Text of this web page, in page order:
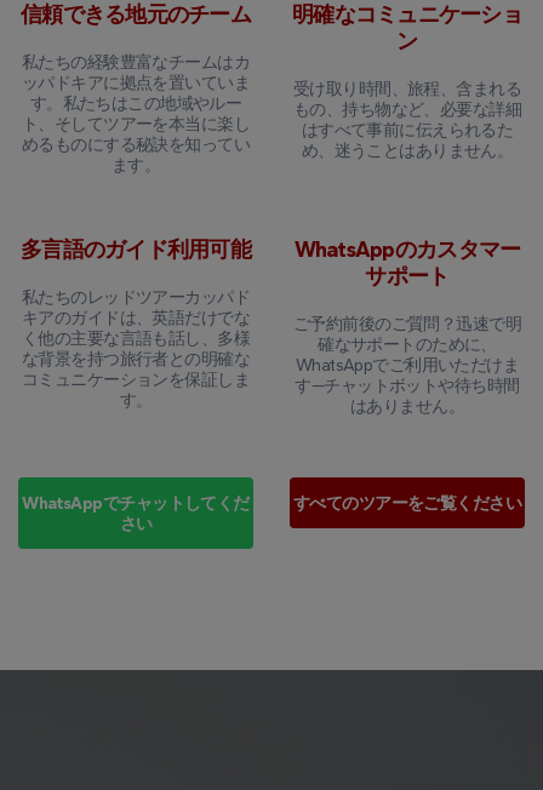
信頼できる地元のチーム
私たちの経験豊富なチームはカ
ッパドキアに拠点を置いていま
す。私たちはこの地域やルー
ト、そしてツアーを本当に楽し
めるものにする秘訣を知ってい
ます。
明確なコミュニケーショ
ン
受け取り時間、旅程、含まれる
もの、持ち物など、必要な詳細
はすべて事前に伝えられるた
め、迷うことはありません。
多言語のガイド利用可能
私たちのレッドツアーカッパド
キアのガイドは、英語だけでな
く他の主要な言語も話し、多様
な背景を持つ旅行者との明確な
コミュニケーションを保証しま
す。
WhatsAppのカスタマー
サポート
ご予約前後のご質問？迅速で明
確なサポートのために、
WhatsAppでご利用いただけま
す—チャットボットや待ち時間
はありません。
WhatsAppでチャットしてくだ
さい
すべてのツアーをご覧ください